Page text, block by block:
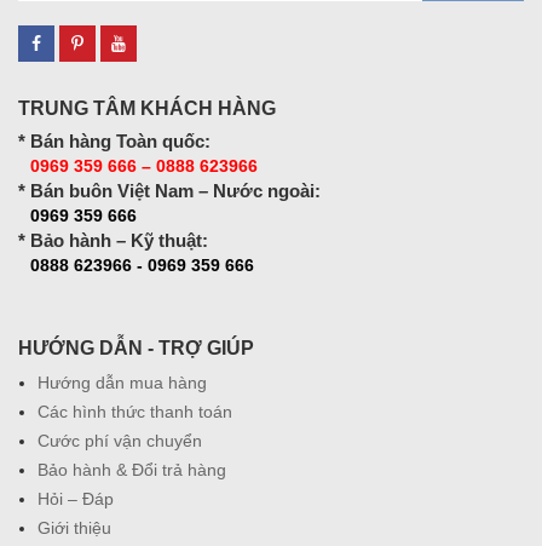
TRUNG TÂM KHÁCH HÀNG
* Bán hàng Toàn quốc:
0969 359 666 – 0888 623966
* Bán buôn Việt Nam – Nước ngoài:
0969 359 666
* Bảo hành – Kỹ thuật:
0888 623966 - 0969 359 666
HƯỚNG DẪN - TRỢ GIÚP
Hướng dẫn mua hàng
Các hình thức thanh toán
Cước phí vận chuyển
Bảo hành & Đổi trả hàng
Hỏi – Đáp
Giới thiệu